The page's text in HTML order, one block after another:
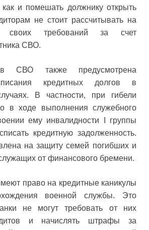
и помешать должнику открыть
не стоит рассчитывать на
своих требований за счет
СВО.
СВО также предусмотрена
кредитных долгов в
В частности, при гибели
в ходе выполнения служебного
ему инвалидности I группы
кредитную задолженность.
на защиту семей погибших и
от финансового бремени.
право на кредитные каникулы
военной службы. Это
не могут требовать от них
и начислять штрафы за